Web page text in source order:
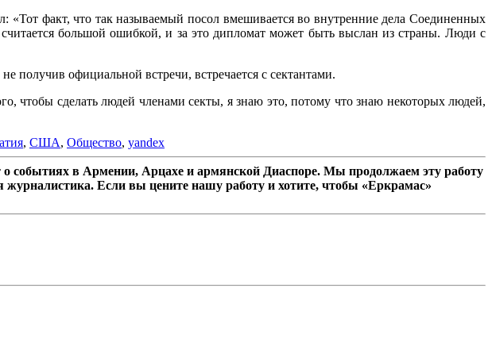
факт, что так называемый посол вмешивается во внутренние дела Соединенных
большой ошибкой, и за это дипломат может быть выслан из страны. Люди с
получив официальной встречи, встречается с сектантами.
чтобы сделать людей членами секты, я знаю это, потому что знаю некоторых людей,
, США, Общество, yandex
событиях в Армении, Арцахе и армянской Диаспоре. Мы продолжаем эту работу
журналистика. Если вы цените нашу работу и хотите, чтобы «Еркрамас»